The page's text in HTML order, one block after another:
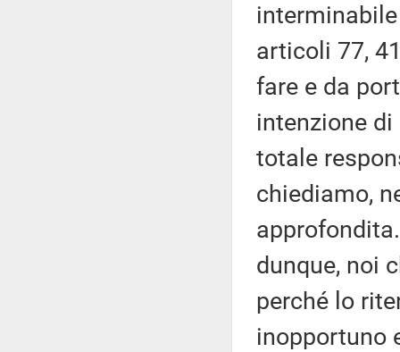
articoli 77,
fare e da
intenzione
totale
chiediamo,
dunque, noi
perché lo
inopportuno